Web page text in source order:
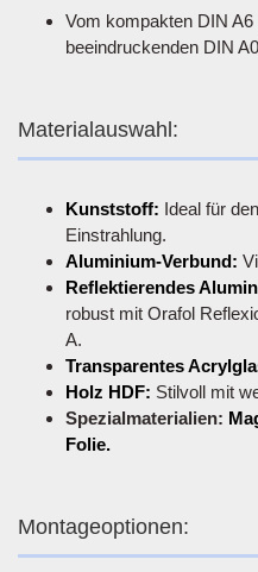
Vom kompakten DIN
beeindruckenden DIN
Materialauswahl:
Kunststoff: Ideal für
Einstrahlung.
Aluminium-Verbund:
Reflektierendes
robust mit Orafol
A.
Transparentes
Holz HDF: Stilvoll mit
Spezialmaterialien:
Folie.
Montageoptionen: